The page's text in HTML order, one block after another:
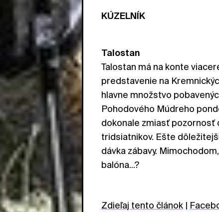
KÚZELNÍK
Talostan
Talostan má na konte
predstavenie na
hlavne množstvo
Pohodového Múdreho
dokonale zmiasť pozornosť
tridsiatnikov. Ešte
dávka zábavy.
balóna...?
Zdieľaj tento článok |